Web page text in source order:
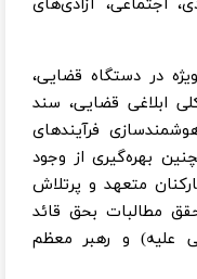
در دستگاه قضایی،
ابلاغی قضایی، سند
فرآیندهای
بهره‌گیری از وجود
متعهد و پرتلاش
مطالبات بحق قائد
علیه) و رهبر معظم